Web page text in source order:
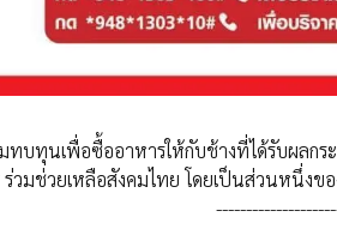
บทุนเพื่อซื้ออาหารให้กับช้างที่ได้รับผลก
ช่วยเหลือสังคมไทย โดยเป็นส่วนหนึ่งข